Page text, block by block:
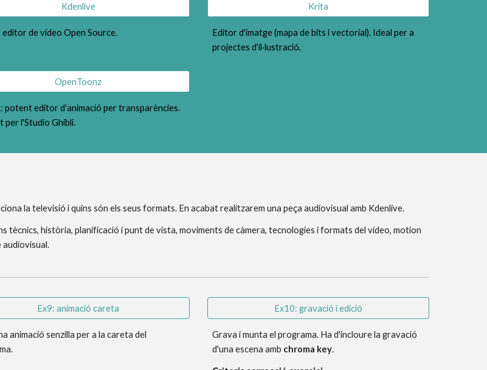
Kdenlive
de vídeo Open Source.
OpenToonz
potent editor d'animació per transparències.
per l'Studio Ghibli.
Krita
Editor d'imatge (mapa de bits i vectorial). Ideal per a
projectes d'il·lustració.
la televisió i quins són els seus formats. En acabat realitzarem una peça audiovisual amb Kdenlive.
tècnics, història, planificació i punt de vista, moviments de càmera, tecnologies i formats del vídeo, motion
audiovisual.
Ex9: animació careta
animació senzilla per a la careta del
Ex10: gravació i edició
Grava i munta el programa. Ha d'incloure la gravació
d'una escena amb chroma key.